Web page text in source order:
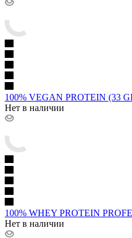
100% VEGAN PROTEIN (33
Нет в наличии
100% WHEY PROTEIN
Нет в наличии